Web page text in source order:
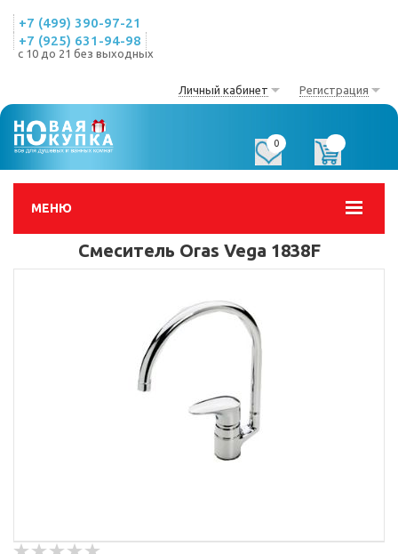
+7 (499) 390-97-21
+7 (925) 631-94-98
с 10 до 21 без выходных
Личный кабинет Регистрация
МЕНЮ
0
Смеситель Oras Vega 1838F